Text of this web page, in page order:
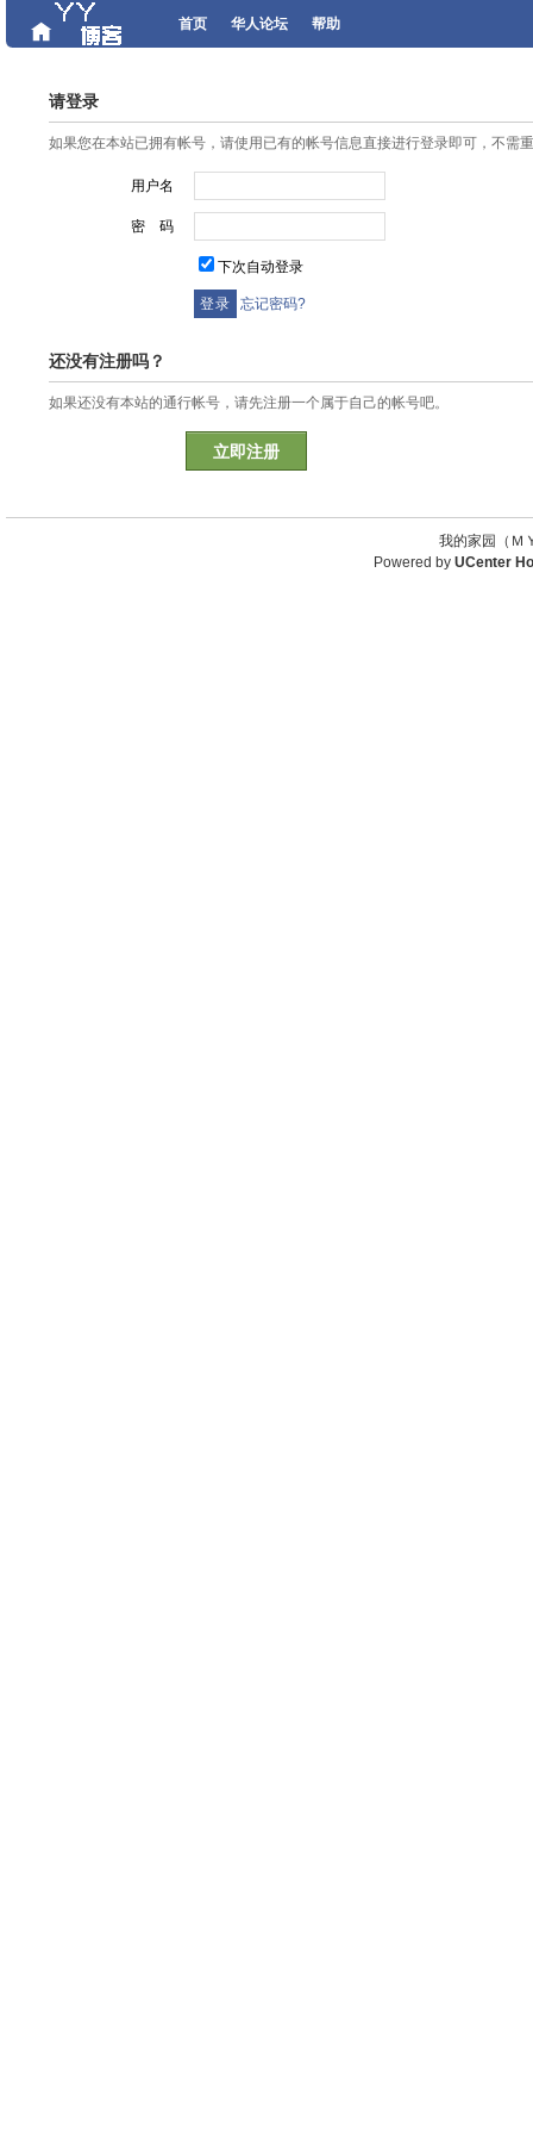
首页 华人论坛 帮助
请登录
如果您在本站已拥有帐号，请使用已有的帐号信息直接进行登录即可，不需
用户名
密 码
下次自动登录
忘记密码?
还没有注册吗？
如果还没有本站的通行帐号，请先注册一个属于自己的帐号吧。
立即注册
我的家园（
Powered by UCenter